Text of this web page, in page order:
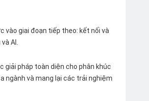
vào giai đoạn tiếp theo: kết nối và
AI.
giải pháp toàn diện cho phân khúc
ngành và mang lại các trải nghiệm